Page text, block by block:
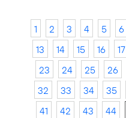
1 2 3 4 5 6
13
14 15 16 17
23
24 25 26
32
33 34 35
41
42 43 44